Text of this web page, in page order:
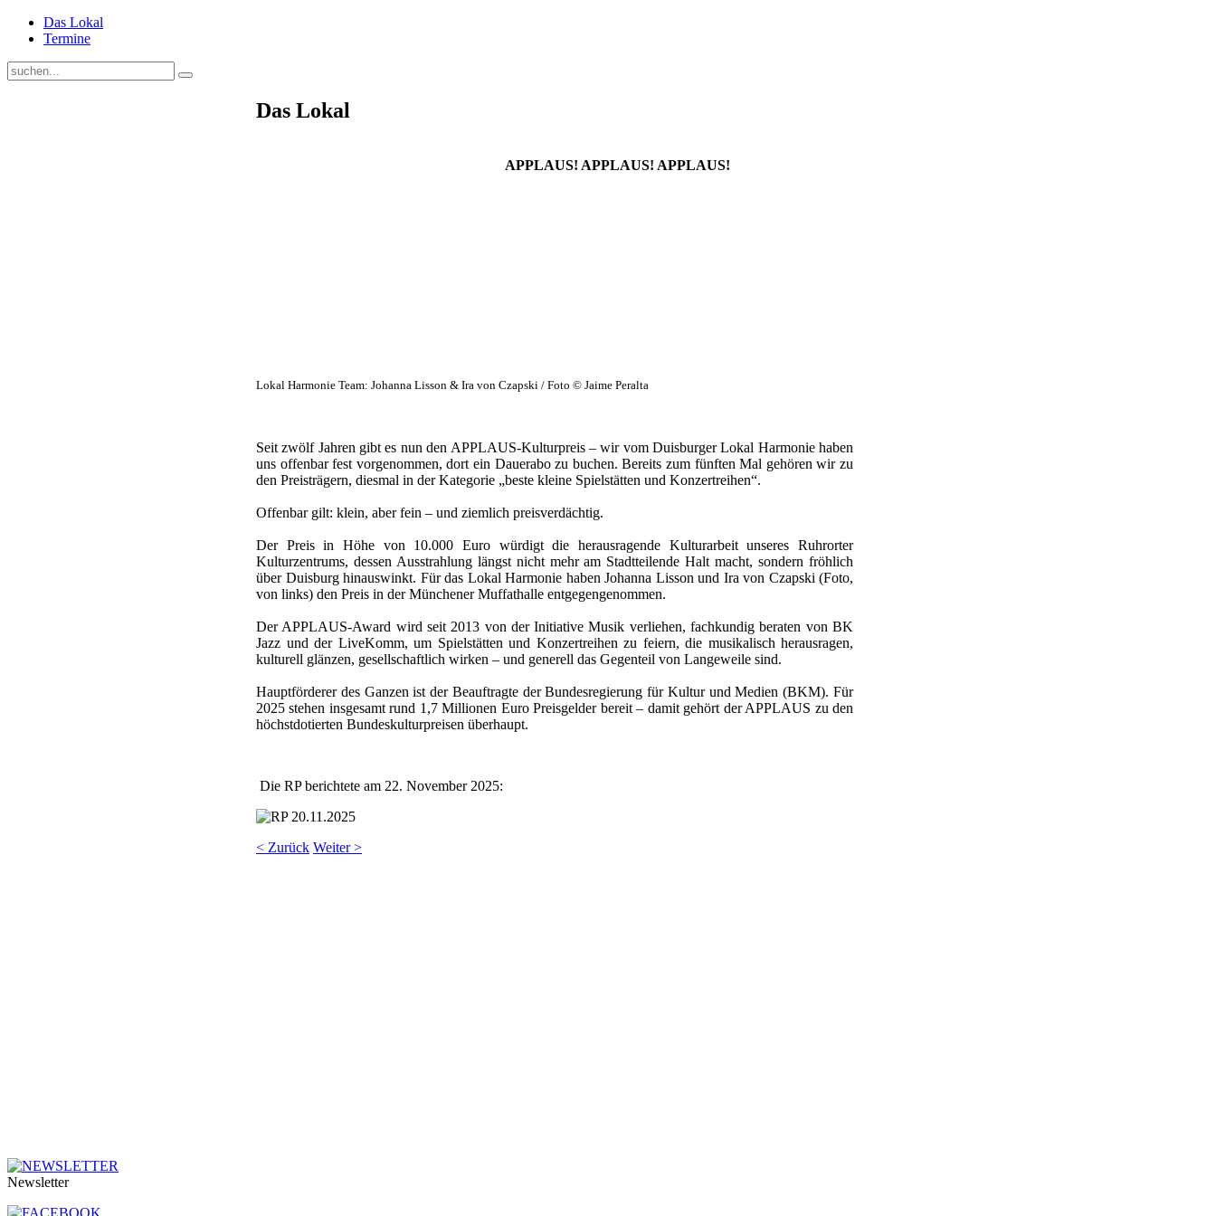
Das Lokal
Termine
Das Lokal
APPLAUS! APPLAUS! APPLAUS!
Lokal Harmonie Team: Johanna Lisson & Ira von Czapski / Foto © Jaime Peralta
Seit zwölf Jahren gibt es nun den APPLAUS-Kulturpreis – wir vom Duisburger Lokal Harmonie haben
uns offenbar fest vorgenommen, dort ein Dauerabo zu buchen. Bereits zum fünften Mal gehören wir zu
den Preisträgern, diesmal in der Kategorie „beste kleine Spielstätten und Konzertreihen“.
Offenbar gilt: klein, aber fein – und ziemlich preisverdächtig.
Der Preis in Höhe von 10.000 Euro würdigt die herausragende Kulturarbeit unseres Ruhrorter
Kulturzentrums, dessen Ausstrahlung längst nicht mehr am Stadtteilende Halt macht, sondern fröhlich
über Duisburg hinauswinkt. Für das Lokal Harmonie haben Johanna Lisson und Ira von Czapski (Foto,
von links) den Preis in der Münchener Muffathalle entgegengenommen.
Der APPLAUS-Award wird seit 2013 von der Initiative Musik verliehen, fachkundig beraten von BK
Jazz und der LiveKomm, um Spielstätten und Konzertreihen zu feiern, die musikalisch herausragen,
kulturell glänzen, gesellschaftlich wirken – und generell das Gegenteil von Langeweile sind.
Hauptförderer des Ganzen ist der Beauftragte der Bundesregierung für Kultur und Medien (BKM). Für
2025 stehen insgesamt rund 1,7 Millionen Euro Preisgelder bereit – damit gehört der APPLAUS zu den
höchstdotierten Bundeskulturpreisen überhaupt.
Die RP berichtete am 22. November 2025:
< Zurück Weiter >
Newsletter